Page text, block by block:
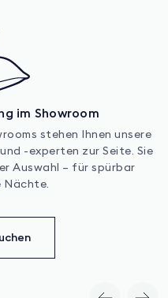
im Showroom
stehen Ihnen unsere
-experten zur Seite. Sie
Auswahl – für spürbar
Nächte.